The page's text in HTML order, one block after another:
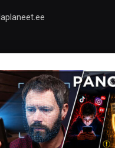
InstagramYouTubeTelegram